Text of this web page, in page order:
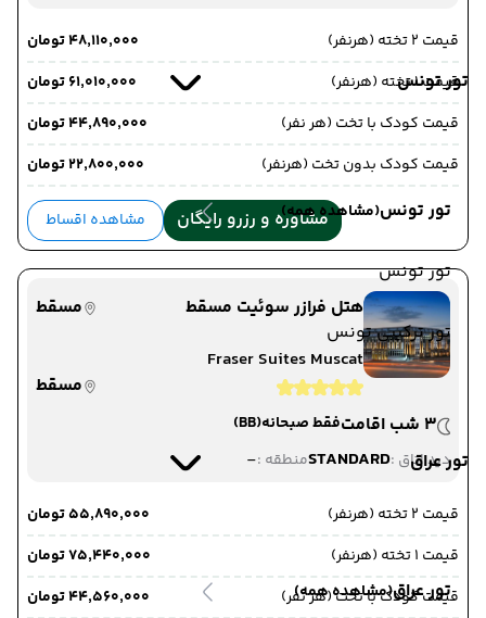
تور تونس
تور تونس(مشاهده همه)
تور تونس
تور ترکیبی تونس
تور عراق
تور عراق(مشاهده همه)
قیمت 2 تخته (هرنفر)
۴۸٬۱۱۰٬۰۰۰ تومان
قیمت 1 تخته (هرنفر)
۶۱٬۰۱۰٬۰۰۰ تومان
قیمت کودک با تخت (هر نفر)
۴۴٬۸۹۰٬۰۰۰ تومان
قیمت کودک بدون تخت (هرنفر)
۲۲٬۸۰۰٬۰۰۰ تومان
مشاوره و رزرو رایگان مشاهده اقساط
هتل فرازر سوئیت مسقط
مسقط
Fraser Suites Muscat
مسقط
3 شب اقامت
فقط صبحانه(BB)
دید اتاق :STANDARDمنطقه :-
قیمت 2 تخته (هرنفر)
۵۵٬۸۹۰٬۰۰۰ تومان
قیمت 1 تخته (هرنفر)
۷۵٬۴۴۰٬۰۰۰ تومان
قیمت کودک با تخت (هر نفر)
۴۴٬۵۶۰٬۰۰۰ تومان